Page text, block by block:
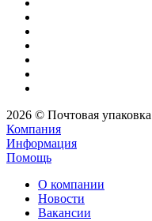
2026 © Почтовая упаковка
Компания
Информация
Помощь
О компании
Новости
Вакансии